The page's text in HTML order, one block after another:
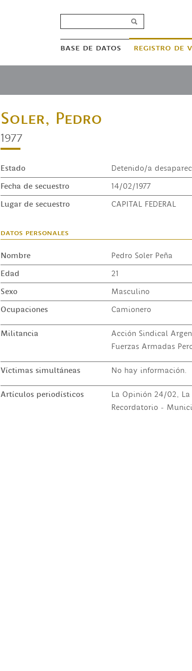
base de datos registro de
Soler, Pedro
1977
Estado
Detenido/a
Fecha de secuestro
14/02/1977
Lugar de secuestro
CAPITAL FEDERAL
datos personales
Nombre
Pedro Soler Peña
Edad
21
Sexo
Masculino
Ocupaciones
Camionero
Militancia Acción Sindical
Fuerzas Armadas
Víctimas simultáneas No hay información.
Artículos periodísticos La Opinión 24/02,
Recordatorio -